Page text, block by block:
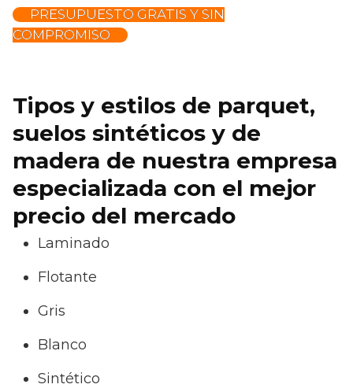
PRESUPUESTO GRATIS Y SIN
COMPROMISO
Tipos y estilos de parquet,
suelos sintéticos y de
madera de nuestra empresa
especializada con el mejor
precio del mercado
Laminado
Flotante
Gris
Blanco
Sintético